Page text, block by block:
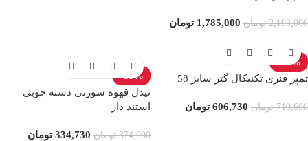
2,193,000 تومان 1,785,000 تومان
-15%
تمپر فنری تکنیکال گتر سایز 58
710,600 تومان 606,730 تومان
-11%
نیدل قهوه سوزنی دسته چوبی
استند دار
374,000 تومان 334,730 تومان